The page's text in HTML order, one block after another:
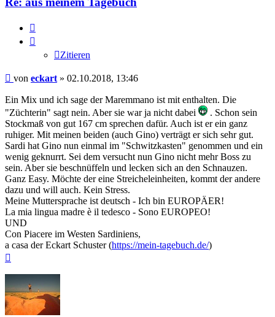
Zitieren
Beitrag
von eckart » 02.10.2018, 13:46
Ein Mix und ich sage der Maremmano ist mit enthalten. Die
"Züchterin" sagt nein. Aber sie war ja nicht dabei
. Schon sein
Stockmaß von gut 167 cm sprechen dafür. Auch ist er ein ganz
ruhiger. Mit meinen beiden (auch Gino) verträgt er sich sehr gut.
Sardi hat Gino nun einmal im "Schwitzkasten" genommen und ein
wenig geknurrt. Sei dem versucht nun Gino nicht mehr Boss zu
sein. Aber sie beschnüffeln und lecken sich an den Schnauzen.
Ganz Easy. Möchte der eine Streicheleinheiten, kommt der andere
dazu und will auch. Kein Stress.
Meine Muttersprache ist deutsch - Ich bin EUROPÄER!
La mia lingua madre è il tedesco - Sono EUROPEO!
UND
Con Piacere im Westen Sardiniens,
a casa der Eckart Schuster (https://mein-tagebuch.de/)